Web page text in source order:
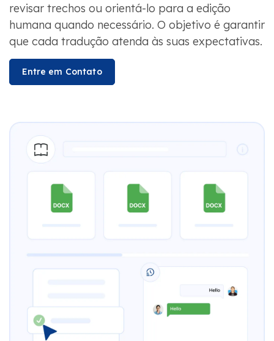
revisar trechos ou orientá-lo para a edição
humana quando necessário. O objetivo é garantir
que cada tradução atenda às suas expectativas.
Entre em Contato